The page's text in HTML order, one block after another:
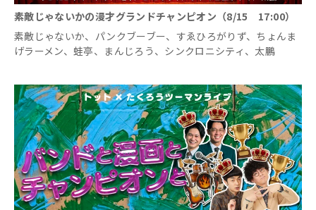
素敵じゃないかの漫才グランドチャンピオン（8/15 17:00）
素敵じゃないか、パンクブーブー、すゑひろがりず、ちょんま
げラーメン、蛙亭、まんじろう、シンクロニシティ、太鵬